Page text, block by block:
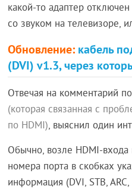
какой-то адаптер
со звуком на телевизоре,
Обновление: кабель
(DVI) v1.3, через
Отвечая на комментарий
(которая связанная с
по HDMI), выяснил один
Обычно, возле HDMI-входа
номера порта в скобках
информация (DVI, STB,